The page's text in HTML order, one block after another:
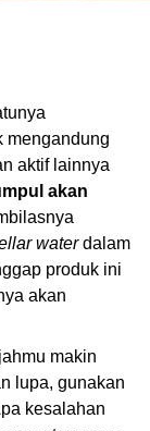
mengandung
aktif lainnya
akan
waterdalam
produk ini
akan
makin
lupa, gunakan
kesalahan